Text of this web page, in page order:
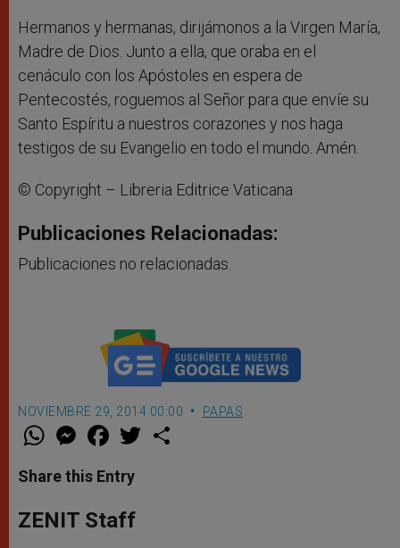
Hermanos y hermanas, dirijámonos a la Virgen María,
Madre de Dios. Junto a ella, que oraba en el
cenáculo con los Apóstoles en espera de
Pentecostés, roguemos al Señor para que envíe su
Santo Espíritu a nuestros corazones y nos haga
testigos de su Evangelio en todo el mundo. Amén.
© Copyright – Libreria Editrice Vaticana
Publicaciones Relacionadas:
Publicaciones no relacionadas.
NOVIEMBRE 29, 2014 00:00 PAPAS
W
t
s
p
p
M
e
s
e
g
e
F
a
e
b
o
k
w
Share this Entry
ZENIT Staff